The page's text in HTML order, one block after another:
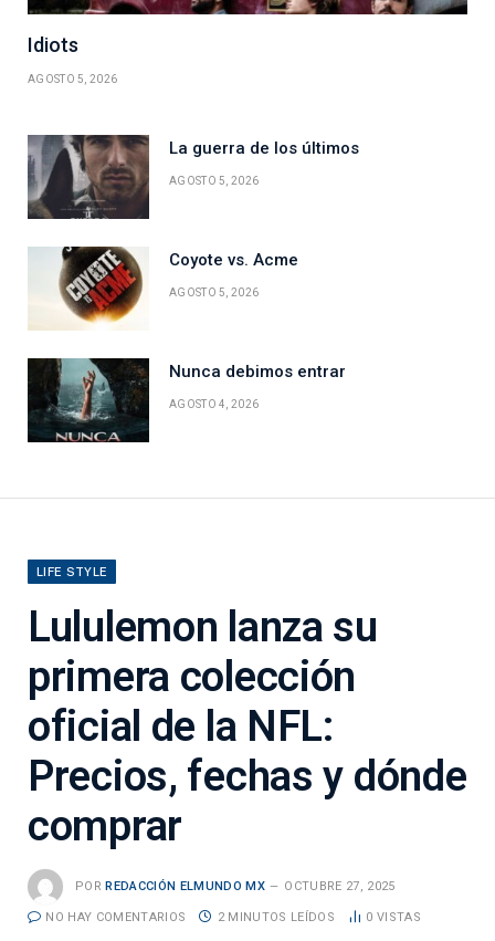
Idiots
AGOSTO 5, 2026
La guerra de los últimos
AGOSTO 5, 2026
Coyote vs. Acme
AGOSTO 5, 2026
Nunca debimos entrar
AGOSTO 4, 2026
LIFE STYLE
Lululemon lanza su
primera colección
oficial de la NFL:
Precios, fechas y dónde
comprar
POR REDACCIÓN ELMUNDO MX OCTUBRE 27, 2025
NO HAY COMENTARIOS 2 MINUTOS LEÍDOS 0 VISTAS